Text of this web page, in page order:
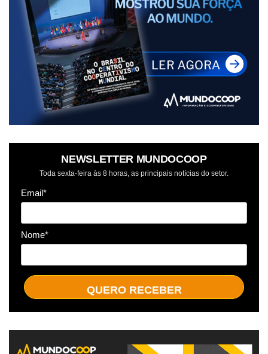
NEWSLETTER MUNDOCOOP
Toda sexta-feira às 8 horas, as principais notícias do setor.
Email*
Nome*
QUERO RECEBER